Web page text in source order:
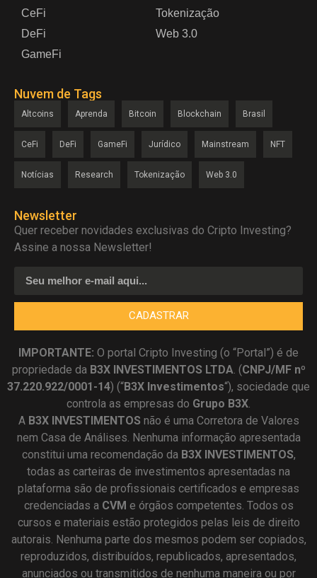
CeFi
DeFi
GameFi
Tokenização
Web 3.0
Nuvem de Tags
Altcoins Aprenda Bitcoin Blockchain Brasil
CeFi DeFi GameFi Jurídico Mainstream NFT
Notícias Research Tokenização Web 3.0
Newsletter
Quer receber novidades exclusivas do Cripto Investing?
Assine a nossa Newsletter!
CADASTRAR
IMPORTANTE: O portal Cripto Investing (o “Portal”) é de
propriedade da B3X INVESTIMENTOS LTDA . (CNPJ/MF nº
37.220.922/0001-14) (“B3X Investimentos“), sociedade que
controla as empresas do Grupo B3X
A B3X INVESTIMENTOS não é uma Corretora de Valores
nem Casa de Análises. Nenhuma informação apresentada
constitui uma recomendação da B3X INVESTIMENTOS,
todas as carteiras de investimentos apresentadas na
plataforma são de profissionais certificados e empresas
credenciadas a CVM e órgãos competentes. Todos os
cursos e materiais estão protegidos pelas leis de direito
autorais. Nenhuma parte dos mesmos podem ser copiados,
reproduzidos, distribuídos, republicados, apresentados,
anunciados ou transmitidos de nenhuma maneira ou por